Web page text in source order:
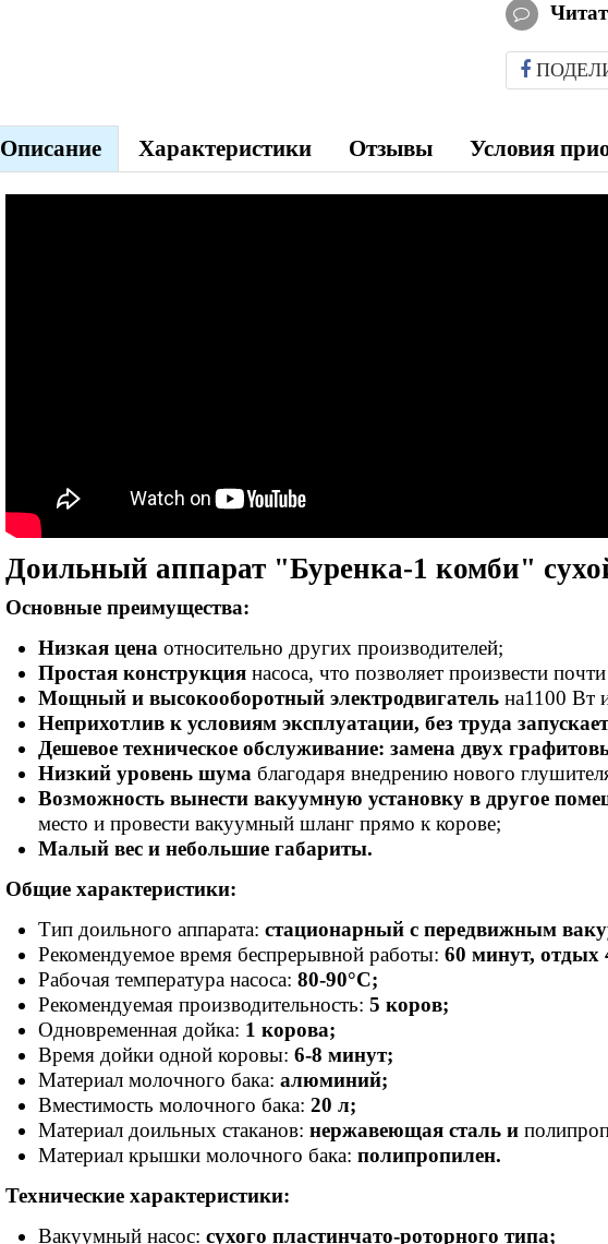
Описание Характеристики Отзывы Условия
Доильный аппарат "Буренка-1 комби"
Основные преимущества:
Низкая цена относительно других производителей;
Простая конструкция насоса, что позволяет произвести
Мощный и высокооборотный электродвигатель на1100 Вт
Неприхотлив к условиям эксплуатации, без труда
Дешевое техническое обслуживание: замена двух
Низкий уровень шума благодаря внедрению нового
Возможность вынести вакуумную установку в другое
место и провести вакуумный шланг прямо к корове;
Малый вес и небольшие габариты.
Общие характеристики:
Тип доильного аппарата:стационарный с передвижным
Рекомендуемое время беспрерывной работы:60 минут, отдых
Рабочая температура насоса:80-90°С;
Рекомендуемая производительность:5 коров;
Одновременная дойка: 1 корова;
Время дойки одной коровы:6-8 минут;
Материал молочного бака:алюминий;
Вместимость молочного бака:20 л;
Материал доильных стаканов:нержавеющая сталь и
Материал крышки молочного бака:полипропилен.
Технические характеристики:
Вакуумный насос:сухого пластинчато-роторного типа;